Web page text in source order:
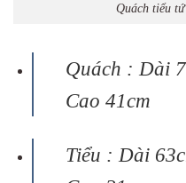
Quách tiểu
Quách : Dài
Cao 41cm
Tiểu : Dài